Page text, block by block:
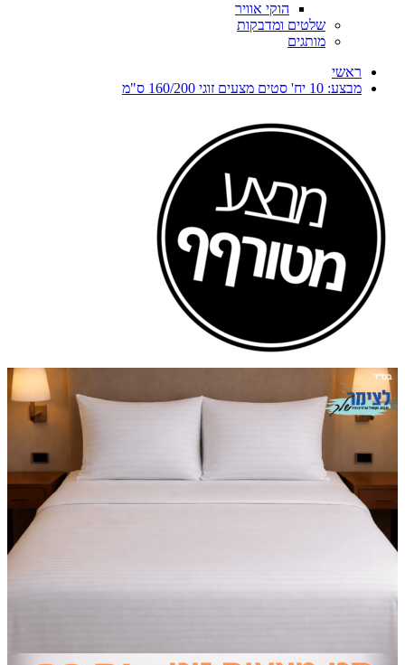
הוקי אוויר
שלטים ומדבקות
מותגים
ראשי
מבצע: 10 יח' סטים מצעים זוגי 160/200 ס"מ